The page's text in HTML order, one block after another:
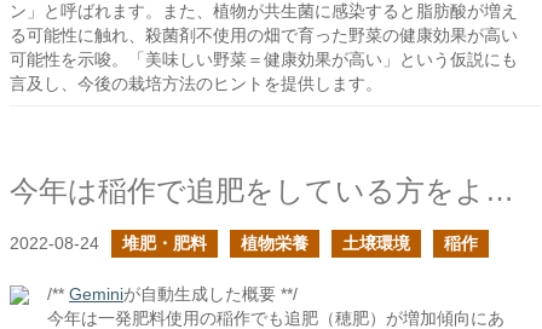
ン」と呼ばれます。また、植物が共生菌に感染すると脂肪酸が増え
る可能性に触れ、殺菌剤不使用の畑で育った野菜の健康効果が高い
可能性を示唆。「美味しい野菜＝健康効果が高い」という仮説にも
言及し、今後の栽培方法のヒントを提供します。
今年は稲作で追肥をしている方をよく見かけるの続き
2022-08-24 堆肥・肥料 植物栄養 土壌環境 稲作
/** Geminiが自動生成した概要 **/
今年は一発肥料使用の稲作でも追肥（穂肥）が増加傾向にあ